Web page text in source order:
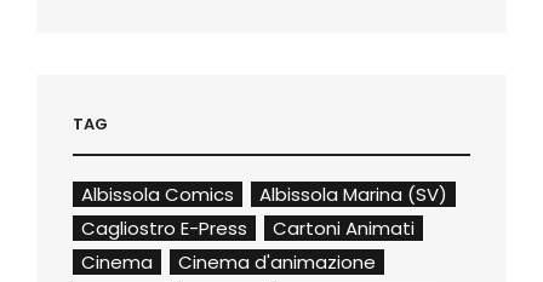
TAG
Albissola Comics
Albissola Marina (SV)
Cagliostro E-Press
Cartoni Animati
Cinema
Cinema d'animazione